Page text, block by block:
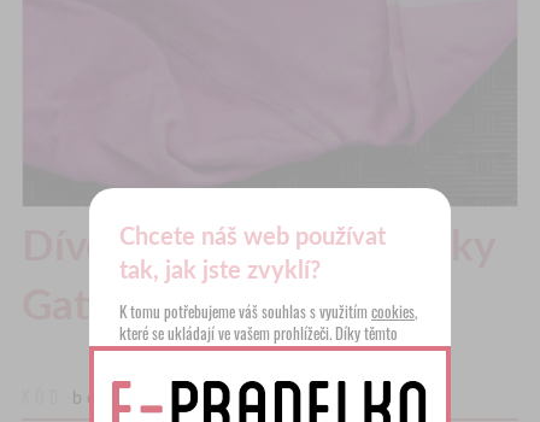
Dívčí punčocháče značky
Gatta Fialové
box MD 4
Chcete náš web používat
tak, jak jste zvyklí?
K tomu potřebujeme váš souhlas s využitím cookies,
které se ukládají ve vašem prohlížeči. Díky těmto
statistickým, preferenčním a reklamním cookies
zjistíme, jak náš web používáte, přizpůsobíme vám
zobrazené informace a nebudeme vás obtěžovat